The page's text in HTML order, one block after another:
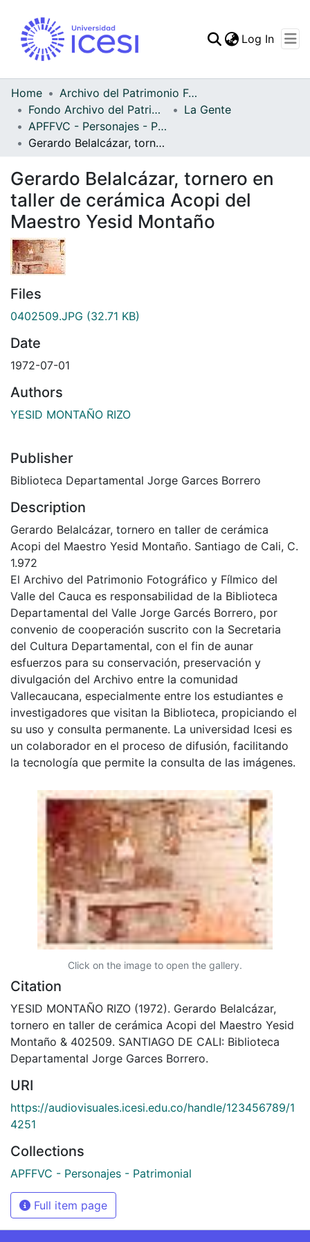
Statistics
Log In
Home
Archivo del Patrimonio Fotográfico y Fílmico del Valle del Cauca
Fondo Archivo del Patrimonio Fotográfico y Fílmico del Valle del Cauca
La Gente
APFFVC - Personajes - Patrimonial
Gerardo Belalcázar, tornero en taller de cerámica Acopi del Maestro Yesid Montaño
Gerardo Belalcázar, tornero en
taller de cerámica Acopi del
Maestro Yesid Montaño
Files
0402509.JPG (32.71 KB)
Date
1972-07-01
Authors
YESID MONTAÑO RIZO
Publisher
Biblioteca Departamental Jorge Garces Borrero
Description
Gerardo Belalcázar, tornero en taller de cerámica
Acopi del Maestro Yesid Montaño. Santiago de Cali, C.
1.972
El Archivo del Patrimonio Fotográfico y Fílmico del
Valle del Cauca es responsabilidad de la Biblioteca
Departamental del Valle Jorge Garcés Borrero, por
convenio de cooperación suscrito con la Secretaria
del Cultura Departamental, con el fin de aunar
esfuerzos para su conservación, preservación y
divulgación del Archivo entre la comunidad
Vallecaucana, especialmente entre los estudiantes e
investigadores que visitan la Biblioteca, propiciando el
su uso y consulta permanente. La universidad Icesi es
un colaborador en el proceso de difusión, facilitando
la tecnología que permite la consulta de las imágenes.
Click on the image to open the gallery.
Citation
YESID MONTAÑO RIZO (1972). Gerardo Belalcázar,
tornero en taller de cerámica Acopi del Maestro Yesid
Montaño & 402509. SANTIAGO DE CALI: Biblioteca
Departamental Jorge Garces Borrero.
URI
https://audiovisuales.icesi.edu.co/handle/123456789/1
4251
Collections
APFFVC - Personajes - Patrimonial
Full item page